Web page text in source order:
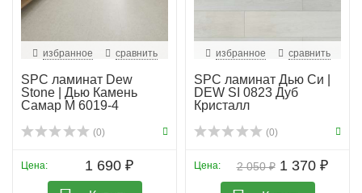
избранное сравнить
SPC ламинат Dew
Stone | Дью Камень
Самар М 6019-4
(0)
Цена: 1 690 ₽
избранное сравнить
SPC ламинат Дью Си |
DEW SI 0823 Дуб
Кристалл
(0)
2 050 ₽
Цена: 1 370 ₽